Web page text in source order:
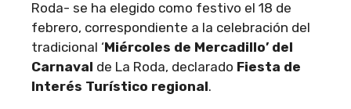
Roda- se ha elegido como festivo el 18 de
febrero, correspondiente a la celebración del
tradicional ‘Miércoles de Mercadillo’ del
Carnaval de La Roda, declarado Fiesta de
Interés Turístico regional.